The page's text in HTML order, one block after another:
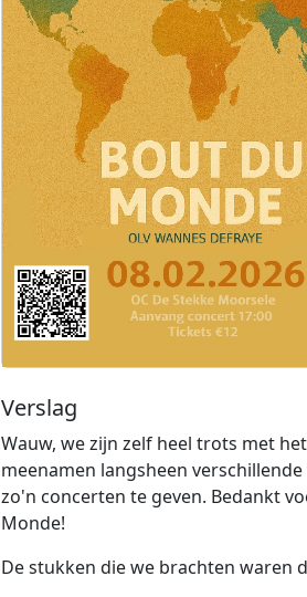
Verslag
Wauw, we zijn zelf heel trots met
meenamen langsheen
zo'n concerten te geven. Bedankt
Monde!
De stukken die we brachten waren